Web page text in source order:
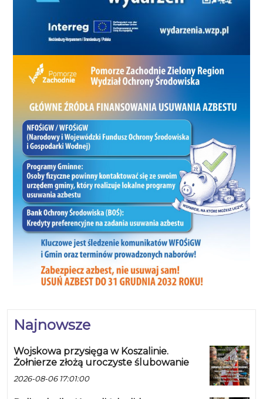
Najnowsze
Wojskowa przysięga w Koszalinie.
Żołnierze złożą uroczyste ślubowanie
2026-08-06 17:01:00